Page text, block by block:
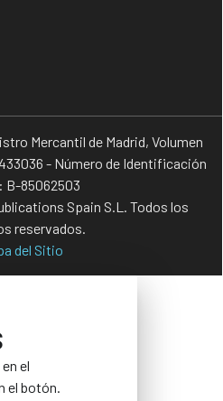
Mercantil de Madrid, Volumen
- Número de Identificación
B-85062503
Spain S.L. Todos los
reservados.
del Sitio
el
el botón.